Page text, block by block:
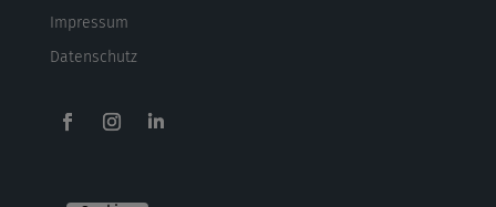
Impressum
Datenschutz